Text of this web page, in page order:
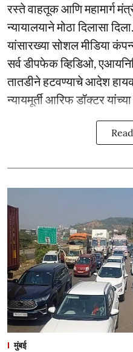
रस्ते वाहतूक आणि महामार्ग
न्यायालयाने मोठा दिलासा
यांसारख्या सोशल मीडिया
सर्व डीपफेक व्हिडिओ,
तातडीने हटवण्याचे आदेश
न्यायमूर्ती आरिफ डॉक्टर
मुंबई